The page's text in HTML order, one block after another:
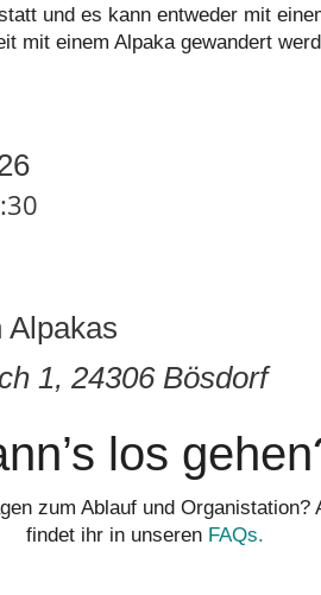
und es kann entweder mit
mit einem Alpaka gewandert
Alpakas
1, 24306 Bösdorf
los
zum Ablauf und Organistation?
findet ihr in unseren FAQs.